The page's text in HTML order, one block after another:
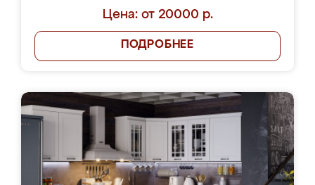
Цена: от 20000 р.
ПОДРОБНЕЕ